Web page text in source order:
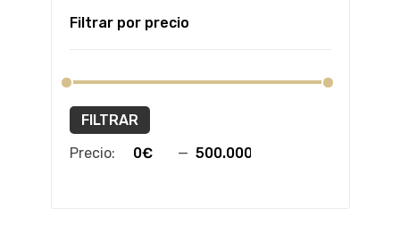
Filtrar por precio
FILTRAR
Precio:
—